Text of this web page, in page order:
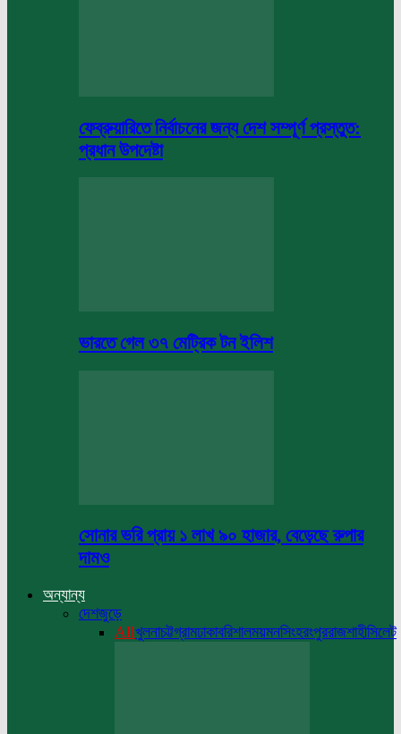
ফেব্রুয়ারিতে নির্বাচনের জন্য দেশ সম্পূর্ণ প্রস্তুত:
প্রধান উপদেষ্টা
ভারতে গেল ৩৭ মেট্রিক টন ইলিশ
সোনার ভরি প্রায় ১ লাখ ৯০ হাজার, বেড়েছে রুপার
দামও
অন্যান্য
দেশজুড়ে
Allখুলনাচট্টগ্রামঢাকাবরিশালময়মনসিংহরংপুররাজশাহীসিলেট